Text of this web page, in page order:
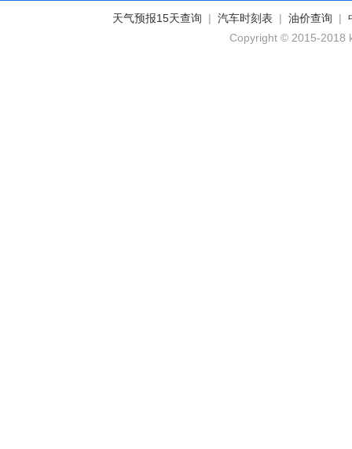
天气预报15天查询 | 汽车时刻表 | 油价查询 |
Copyright © 2015-2018